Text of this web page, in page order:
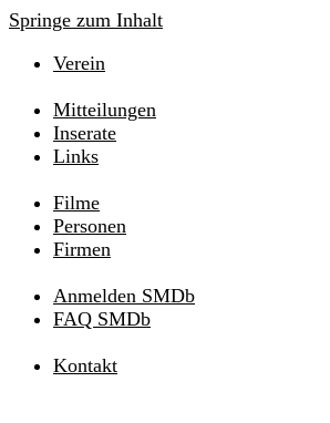
Springe zum Inhalt
Verein
Mitteilungen
Inserate
Links
Filme
Personen
Firmen
Anmelden SMDb
FAQ SMDb
Kontakt